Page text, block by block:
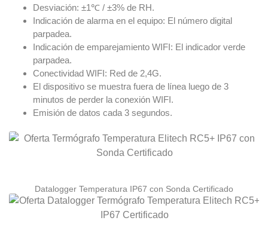
Desviación: ±1℃ / ±3% de RH.
Indicación de alarma en el equipo: El número digital
parpadea.
Indicación de emparejamiento WIFI: El indicador verde
parpadea.
Conectividad WIFI: Red de 2,4G.
El dispositivo se muestra fuera de línea luego de 3
minutos de perder la conexión WIFI.
Emisión de datos cada 3 segundos.
Datalogger Temperatura IP67 con Sonda Certificado